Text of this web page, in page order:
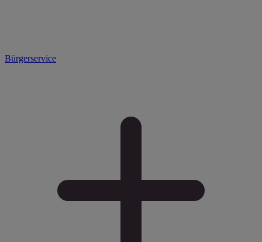
Bürgerservice